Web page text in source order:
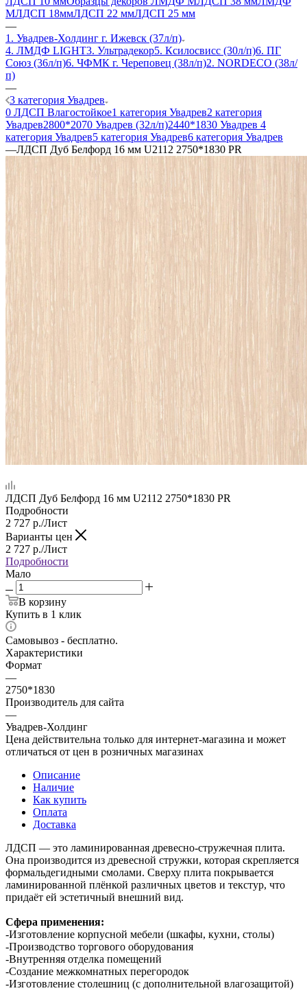
МЛДСП 18ммЛДСП 22 ммЛДСП 25 мм
—
1. Увадрев-Холдинг г. Ижевск (37л/п)
4. ЛМДФ LIGHT3. Ультрадекор5. Ксилосвисс (30л/п)6. ПГ
Союз (36л/п)6. ЧФМК г. Череповец (38л/п)2. NORDECO (38л/
п)
—
3 категория Увадрев
0 ЛДСП Влагостойкое1 категория Увадрев2 категория
Увадрев2800*2070 Увадрев (32л/п)2440*1830 Увадрев 4
категория Увадрев5 категория Увадрев6 категория Увадрев
—ЛДСП Дуб Белфорд 16 мм U2112 2750*1830 PR
ЛДСП Дуб Белфорд 16 мм U2112 2750*1830 PR
Подробности
2 727 р./Лист
Варианты цен
2 727 р./Лист
Подробности
Мало
В корзину
Купить в 1 клик
Самовывоз - бесплатно.
Характеристики
Формат
—
2750*1830
Производитель для сайта
—
Увадрев-Холдинг
Цена действительна только для интернет-магазина и может
отличаться от цен в розничных магазинах
Описание
Наличие
Как купить
Оплата
Доставка
ЛДСП — это ламинированная древесно-стружечная плита.
Она производится из древесной стружки, которая скрепляется
формальдегидными смолами. Сверху плита покрывается
ламинированной плёнкой различных цветов и текстур, что
придаёт ей эстетичный внешний вид.
Сфера применения:
-Изготовление корпусной мебели (шкафы, кухни, столы)
-Производство торгового оборудования
-Внутренняя отделка помещений
-Создание межкомнатных перегородок
-Изготовление столешниц (с дополнительной влагозащитой)